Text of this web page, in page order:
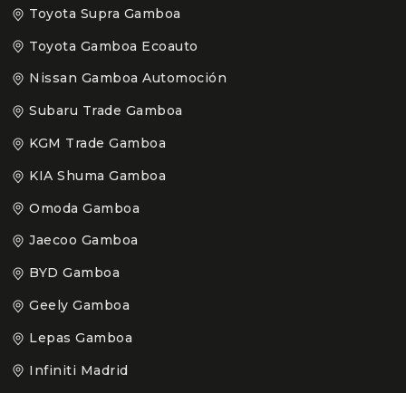
Toyota Supra Gamboa
Toyota Gamboa Ecoauto
Nissan Gamboa Automoción
Subaru Trade Gamboa
KGM Trade Gamboa
KIA Shuma Gamboa
Omoda Gamboa
Jaecoo Gamboa
BYD Gamboa
Geely Gamboa
Lepas Gamboa
Infiniti Madrid